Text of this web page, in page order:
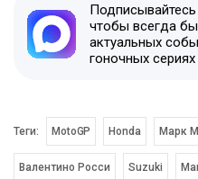
чтобы всегда
актуальных
гоночных сериях
Теги: MotoGP Honda Марк
Валентино Росси Suzuki